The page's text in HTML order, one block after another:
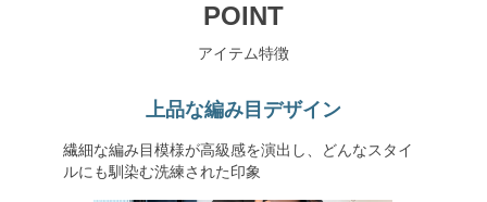
POINT
アイテム特徴
上品な編み目デザイン
繊細な編み目模様が高級感を演出し、どんなスタイ
ルにも馴染む洗練された印象